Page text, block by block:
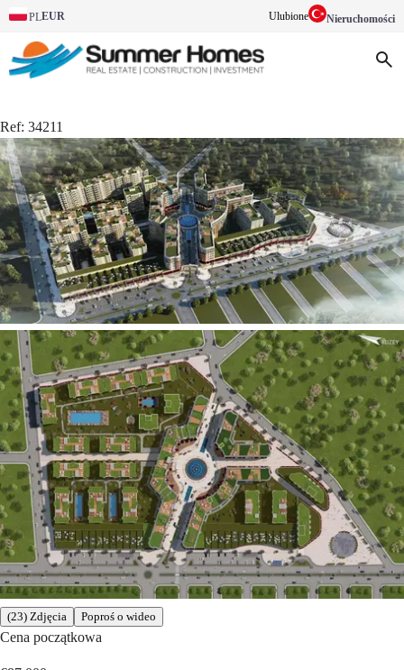
PLEUR Ulubione Nieruchomości
Ref: 34211
(23) Zdjęcia Poproś o wideo
Cena początkowa